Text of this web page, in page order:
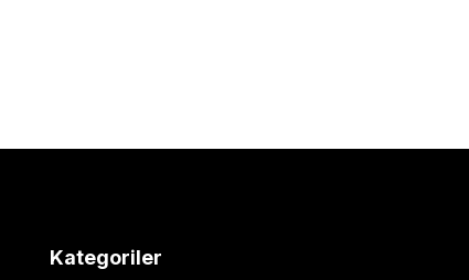
Kategoriler